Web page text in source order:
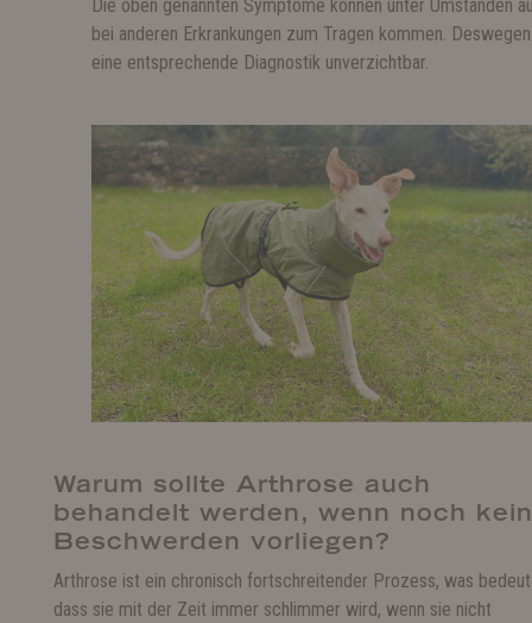
Die oben genannten Symptome können unter Umständen
bei anderen Erkrankungen zum Tragen kommen.
eine entsprechende Diagnostik unverzichtbar.
Warum sollte Arthrose auch
behandelt werden, wenn noch
Beschwerden vorliegen?
Arthrose ist ein chronisch fortschreitender Prozess, was
dass sie mit der Zeit immer schlimmer wird, wenn sie nicht